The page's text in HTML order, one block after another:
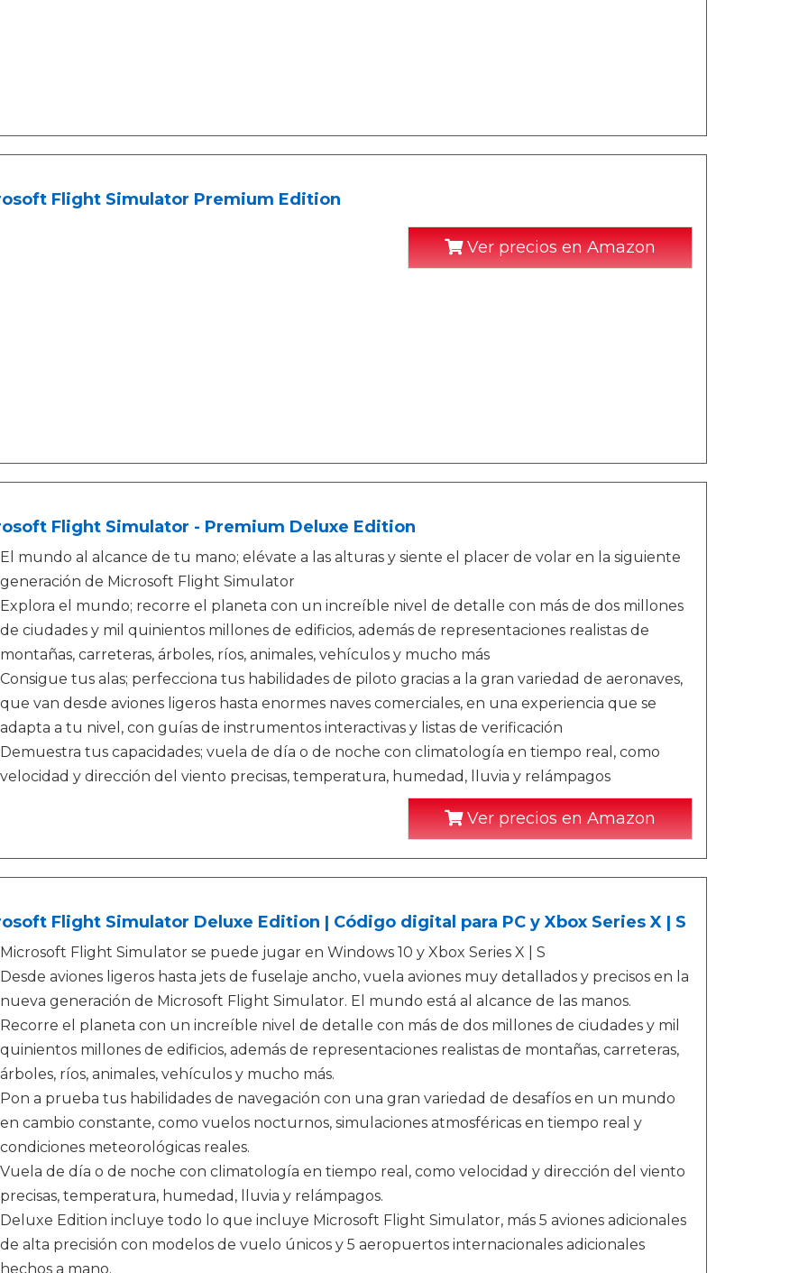
Flight Simulator Premium Edition
Ver precios en Amazon
Flight Simulator - Premium Deluxe Edition
El mundo al alcance de tu mano; elévate a las alturas y siente el placer de volar en la siguiente
generación de Microsoft Flight Simulator
Explora el mundo; recorre el planeta con un increíble nivel de detalle con más de dos millones
de ciudades y mil quinientos millones de edificios, además de representaciones realistas de
montañas, carreteras, árboles, ríos, animales, vehículos y mucho más
Consigue tus alas; perfecciona tus habilidades de piloto gracias a la gran variedad de aeronaves,
que van desde aviones ligeros hasta enormes naves comerciales, en una experiencia que se
adapta a tu nivel, con guías de instrumentos interactivas y listas de verificación
Demuestra tus capacidades; vuela de día o de noche con climatología en tiempo real, como
velocidad y dirección del viento precisas, temperatura, humedad, lluvia y relámpagos
Ver precios en Amazon
Flight Simulator Deluxe Edition | Código digital para PC y Xbox Series X | S
Microsoft Flight Simulator se puede jugar en Windows 10 y Xbox Series X | S
Desde aviones ligeros hasta jets de fuselaje ancho, vuela aviones muy detallados y precisos en la
nueva generación de Microsoft Flight Simulator. El mundo está al alcance de las manos.
Recorre el planeta con un increíble nivel de detalle con más de dos millones de ciudades y mil
quinientos millones de edificios, además de representaciones realistas de montañas, carreteras,
árboles, ríos, animales, vehículos y mucho más.
Pon a prueba tus habilidades de navegación con una gran variedad de desafíos en un mundo
en cambio constante, como vuelos nocturnos, simulaciones atmosféricas en tiempo real y
condiciones meteorológicas reales.
Vuela de día o de noche con climatología en tiempo real, como velocidad y dirección del viento
precisas, temperatura, humedad, lluvia y relámpagos.
Deluxe Edition incluye todo lo que incluye Microsoft Flight Simulator, más 5 aviones adicionales
de alta precisión con modelos de vuelo únicos y 5 aeropuertos internacionales adicionales
hechos a mano.